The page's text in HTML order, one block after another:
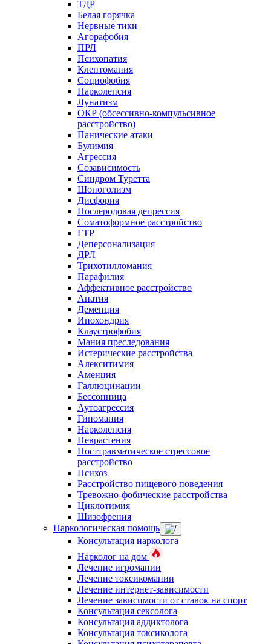
ТДР
Белая горячка
Нервные тики
Агорафобия
ПРЛ
Психопатия
Клептомания
Социофобия
Нарколепсия
Лунатизм
ОКР (обсессивно-компульсивное
расстройство)
Панические атаки
Булимия
Агрессия
Созависимость
Синдром Туретта
Шопоголизм
Дисфория
Послеродовая депрессия
Соматоформное расстройство
ГТР
Деперсонализация
ДРЛ
Трихотилломания
Парафилия
Аффективное расстройство
Апатия
Деменция
Ипохондрия
Клаустрофобия
Мания преследования
Истерические расстройства
Алекситимия
Аменция
Галлюцинации
Бессонница
Аутоагрессия
Гипомания
Нарколепсия
Неврастения
Посттравматическое стрессовое
расстройство
Психоз
Расстройство пищевого поведения
Тревожно-фобические расстройства
Циклотимия
Шизофрения
Наркологическая помощь
Консультация нарколога
Нарколог на дом
Лечение игромании
Лечение токсикомании
Лечение интернет-зависимости
Лечение зависимости от ставок на спорт
Консультация сексолога
Консультация аддиктолога
Консультация токсиколога